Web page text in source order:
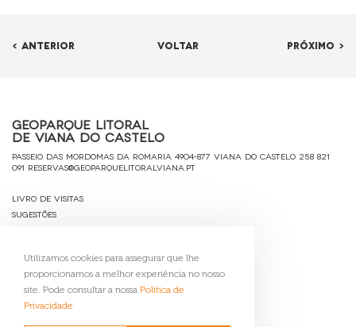
< ANTERIOR VOLTAR PRÓXIMO >
Geoparque Litoral
de Viana do Castelo
Passeio das Mordomas da Romaria 4904-877 Viana do Castelo 258 821
091 reservas@geoparquelitoralviana.pt
Livro de Visitas
Sugestões
Contactos
Gerir Cookies
Utilizamos cookies para assegurar que lhe
proporcionamos a melhor experiência no nosso
site. Pode consultar a nossa Política de
Privacidade